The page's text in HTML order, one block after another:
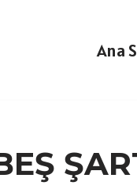
Ana